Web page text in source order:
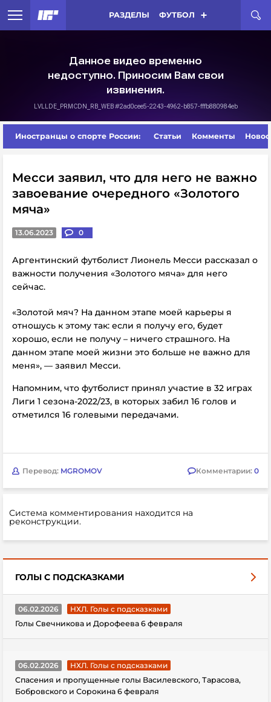
РАЗДЕЛЫ ФУТБОЛ
Иностранцы о спорте России: Статьи Комменты
Месси заявил, что для него не важно
завоевание очередного «Золотого
мяча»
13.06.2023 0
Аргентинский футболист Лионель Месси рассказал о
важности получения «Золотого мяча» для него
сейчас.
«Золотой мяч? На данном этапе моей карьеры я
отношусь к этому так: если я получу его, будет
хорошо, если не получу – ничего страшного. На
данном этапе моей жизни это больше не важно для
меня», — заявил Месси.
Напомним, что футболист принял участие в 32 играх
Лиги 1 сезона-2022/23, в которых забил 16 голов и
отметился 16 голевыми передачами.
Перевод: MGROMOV Комментарии: 0
Система комментирования находится на
реконструкции.
ГОЛЫ С ПОДСКАЗКАМИ
06.02.2026
НХЛ. Голы с подсказками
Голы Свечникова и Дорофеева 6 февраля
06.02.2026
НХЛ. Голы с подсказками
Спасения и пропущенные голы Василевского, Тарасова,
Бобровского и Сорокина 6 февраля